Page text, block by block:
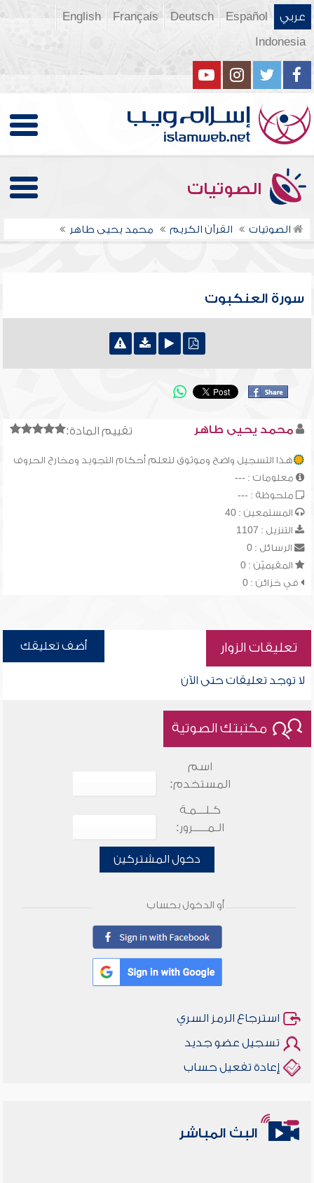
عربي Español
Deutsch
Français
English
Indonesia
الصوتيات
الصوتيات القرآن الكريم محمد يحيى طاهر
سورة العنكبوت
تقييم المادة: محمد يحيى طاهر
هذا التسجيل واضح وموثوق لتعلم أحكام التجويد ومخارج الحروف
معلومات : ---
ملحوظة : ---
المستمعين : 40
التنزيل : 1107
الرسائل : 0
المقيميّن : 0
في خزائن : 0
تعليقات الزوار أضف تعليقك
لا توجد تعليقات حتى الآن
مكتبتك الصوتية
اسم
المستخدم:
كـلـــمـة
الـمـــــرور:
دخول المشتركين
أو الدخول بحساب
استرجاع الرمز السري
تسجيل عضو جديد
إعادة تفعيل حساب
البث المباشر